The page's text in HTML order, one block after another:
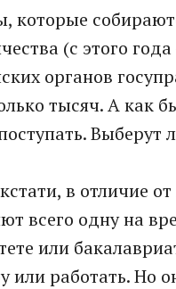
которые
(с этого
органов
тысяч. А как
Выберут
в отличие
всего одну на
или
или работать. Но